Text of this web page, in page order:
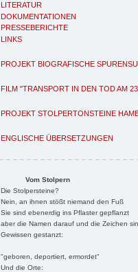
LITERATUR
DOKUMENTATIONEN
PRESSEBERICHTE
LINKS
PROJEKT BIOGRAFISCHE
FILM "TRANSPORT IN DEN TOD AM
PROJEKT STOLPERTONSTEINE
ENGLISCHE ÜBERSETZUNGEN
Vom Stolpern
Die Stolpersteine?
Nein, an ihnen stößt niemand den Fuß
Sie sind ebenerdig ins Pflaster gepflanzt
aber die Namen darauf und die Zeichen
Gewissen gestanzt:
"geboren, deportiert, ermordet"
Und die Orte: